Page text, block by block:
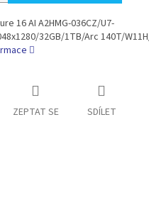
16 AI A2HMG-036CZ/U7-
32GB/1TB/Arc 140T/
ZEPTAT SE SDÍLET